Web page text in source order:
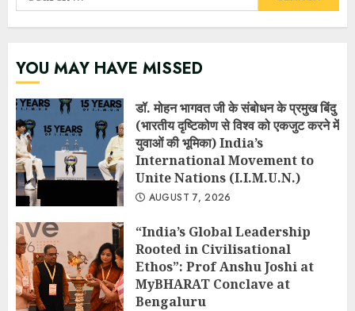
for:
YOU MAY HAVE MISSED
डॉ. मोहन भागवत जी के संबोधन के प्रमुख बिंदु
(भारतीय दृष्टिकोण से विश्व को एकजुट करने में
युवाओं की भूमिका) India’s
International Movement to
Unite Nations (I.I.M.U.N.)
AUGUST 7, 2026
“India’s Global Leadership
Rooted in Civilisational
Ethos”: Prof Anshu Joshi at
MyBHARAT Conclave at
Bengaluru